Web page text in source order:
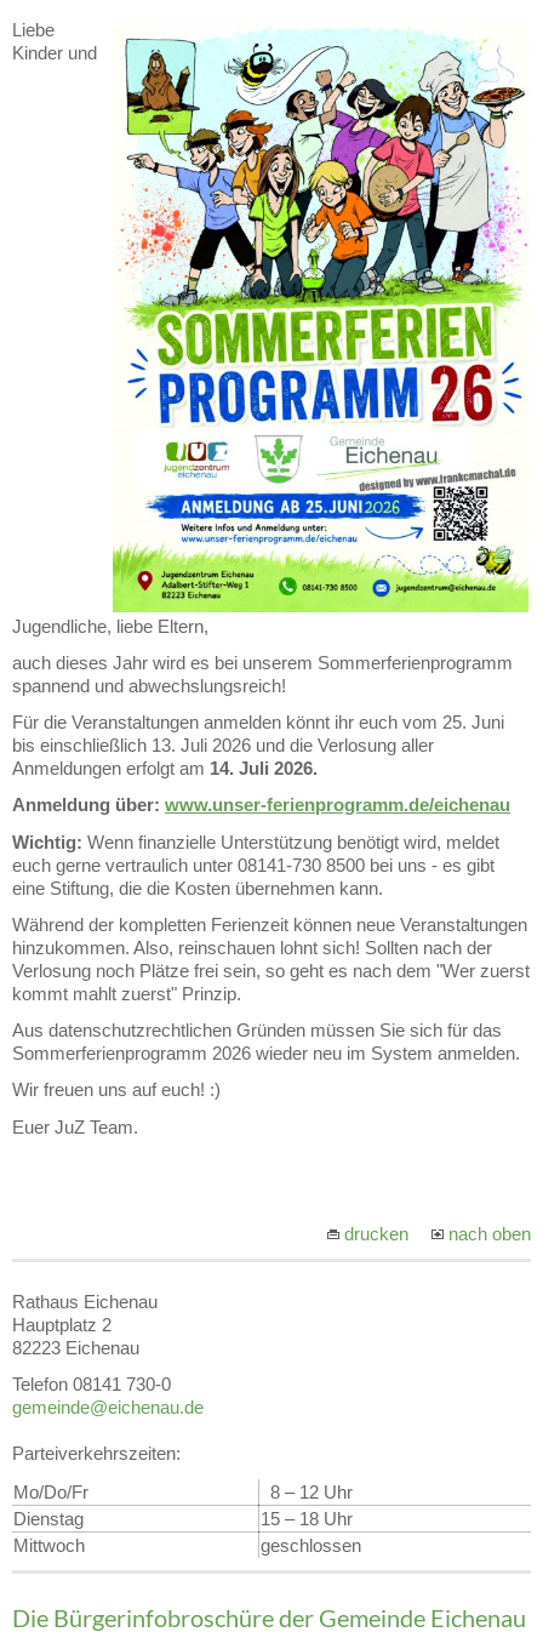
Liebe
Kinder und
Jugendliche, liebe Eltern,
auch dieses Jahr wird es bei unserem Sommerferienprogramm
spannend und abwechslungsreich!
Für die Veranstaltungen anmelden könnt ihr euch vom 25. Juni
bis einschließlich 13. Juli 2026 und die Verlosung aller
Anmeldungen erfolgt am 14. Juli 2026.
Anmeldung über: www.unser-ferienprogramm.de/eichenau
Wichtig: Wenn finanzielle Unterstützung benötigt wird, meldet
euch gerne vertraulich unter 08141-730 8500 bei uns - es gibt
eine Stiftung, die die Kosten übernehmen kann.
Während der kompletten Ferienzeit können neue Veranstaltungen
hinzukommen. Also, reinschauen lohnt sich! Sollten nach der
Verlosung noch Plätze frei sein, so geht es nach dem "Wer zuerst
kommt mahlt zuerst" Prinzip.
Aus datenschutzrechtlichen Gründen müssen Sie sich für das
Sommerferienprogramm 2026 wieder neu im System anmelden.
Wir freuen uns auf euch! :)
Euer JuZ Team.
drucken nach oben
Rathaus Eichenau
Hauptplatz 2
82223 Eichenau
Telefon 08141 730-0
gemeinde@eichenau.de
Parteiverkehrszeiten:
Mo/Do/Fr
8 – 12 Uhr
Dienstag
15 – 18 Uhr
Mittwoch
geschlossen
Die Bürgerinfobroschüre der Gemeinde Eichenau